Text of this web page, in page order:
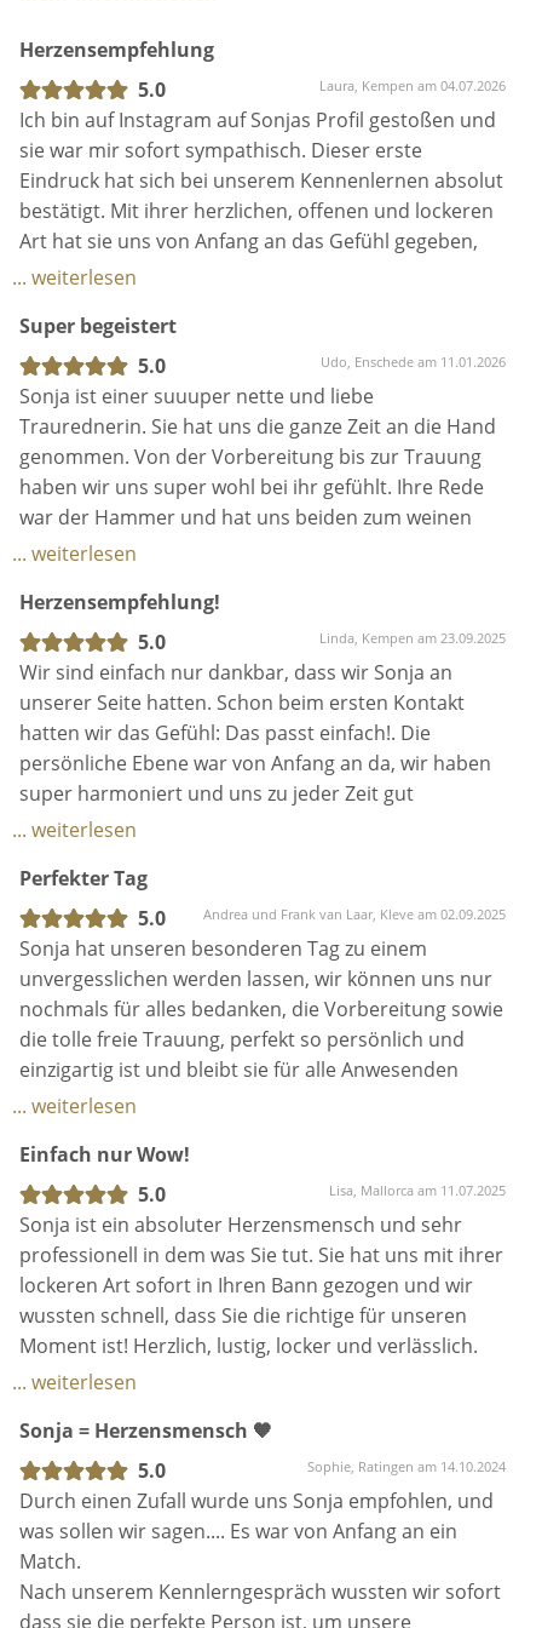
Atmosphäre.
- die Vorbereitung Eurer Trauzeremonie mit ganz
persönlichen Fragebögen.
-ein intensives Traugespräch zur Vorbereitung und
Vertiefung Eurer individuellen Geschichte und zur
-Erstellung eines Ablaufsplans für die freie
Zeremonie.
-Kontaktaufnahme meinerseits zu vertrauten
Personen, zum Beispiel Trauzeugen, für noch tiefere
Individualisierung und noch größere Emotionen.
-das Schreiben Eurer ganz persönlichen,
authentischen und vor allem einzigartigen
Hochzeitsrede, sowie das Halten der Rede am Tag
Eurer Hochzeit.
-ein Abschlussgespräch vor der Trauung per Telefon.
-Bereitstellung von Ton und Musikgerät für gute
Verständlichkeit und Qualität.
-Organisation und Durchführung verschiedenster,
während der Trauung.
-die Absprache und Koordination mit Musikern sowie
anderen Dienstleistern, Euren Trauzeugen, sowie
natürlich Euren Hochzeitsgästen.
Mit Mir habt ihr eine professionelle Partnerin, die
mit Euch gerne den Tag als gute Freundin
meistert.
Herzensempfehlung
5.0
Laura, Kempen am 04.07.2026
Ich bin auf Instagram auf Sonjas Profil gestoßen und
sie war mir sofort sympathisch. Dieser erste
Eindruck hat sich bei unserem Kennenlernen absolut
bestätigt. Mit ihrer herzlichen, offenen und lockeren
Art hat sie uns von Anfang an das Gefühl gegeben,
dass wir ihr unsere gemeinsame Geschichte
Richtig gut fanden wir auch die Fragebögen, die uns
dazu angeregt haben, noch einmal über all die
wichtigen und schönen Momente unserer Beziehung
nachzudenken und dabei in schönen Erinnerungen
zu schwelgen.
bestens vorbereitet und ist sogar wenige Tage vor
der Hochzeit noch einmal alles ganz in Ruhe mit uns
durchgegangen. Alles war unglaublich liebevoll und
bis ins Detail organisiert.
Die Traurede war wunderschön, persönlich und
voller Emotionen – wir hätten sie uns nicht schöner
wünschen können. Wir sind unendlich glücklich und
begleitet hat. 🤍
... weiterlesen
Super begeistert
5.0
Udo, Enschede am 11.01.2026
Sonja ist einer suuuper nette und liebe
Traurednerin. Sie hat uns die ganze Zeit an die Hand
genommen. Von der Vorbereitung bis zur Trauung
haben wir uns super wohl bei ihr gefühlt. Ihre Rede
war der Hammer und hat uns beiden zum weinen
gebracht. Sie macht einen super Job und ich würde
... weiterlesen
Herzensempfehlung!
5.0
Linda, Kempen am 23.09.2025
Wir sind einfach nur dankbar, dass wir Sonja an
unserer Seite hatten. Schon beim ersten Kontakt
hatten wir das Gefühl: Das passt einfach!. Die
persönliche Ebene war von Anfang an da, wir haben
super harmoniert und uns zu jeder Zeit gut
aufgehoben gefühlt.
Gefunden haben wir Sonja eher zufällig über
Trautcheck – ohne persönliche Empfehlung – und
trotzdem hätten wir keine bessere Wahl treffen
können. Sie hat uns mit viel Herzblut und Erfahrung
durch die gesamte Vorbereitungszeit begleitet.
Dabei war sie jederzeit offen für Fragen, auch über
die Trauung hinaus, zum Beispiel bei der
Einladungsgestaltung oder beim Ablauf des Tages.
Besonders schön war auch, wie sie unsere
Trauzeugen eingebunden und sogar meine Mama
bei ihrer kleinen Rede unterstützt hat. Ihre Zeit, ihr
Engagement und ihr Feingefühl haben den Tag für
uns und unsere Gäste unvergesslich gemacht.
Wir haben unglaublich viel positives Feedback zur
Traurede bekommen – sie war emotional, herzlich
für eine wunderbare Stimmung gesorgt und sich
liebevoll mit den Gästen unterhalten.
Kurz gesagt: Wir könnten nicht glücklicher sein und
können Sonja uneingeschränkt weiterempfehlen.
... weiterlesen
Perfekter Tag
5.0
Andrea und Frank van Laar, Kleve am 02.09.2025
Sonja hat unseren besonderen Tag zu einem
unvergesslichen werden lassen, wir können uns nur
nochmals für alles bedanken, die Vorbereitung sowie
die tolle freie Trauung, perfekt so persönlich und
einzigartig ist und bleibt sie für alle Anwesenden
unvergessen.
... weiterlesen
Einfach nur Wow!
5.0
Lisa, Mallorca am 11.07.2025
Sonja ist ein absoluter Herzensmensch und sehr
professionell in dem was Sie tut. Sie hat uns mit ihrer
lockeren Art sofort in Ihren Bann gezogen und wir
wussten schnell, dass Sie die richtige für unseren
Moment ist! Herzlich, lustig, locker und verlässlich.
Sonja hat uns während der ganzen Zeit mit vollem
unsere Entscheidung. Es gibt keine bessere für
diesen besonderen Moment, denn keiner hätte
passendere Worte gefunden um unsere Geschichte
so voller Emotionen und Herz wieder zu geben.
... weiterlesen
Sonja = Herzensmensch 🧡
5.0
Sophie, Ratingen am 14.10.2024
Durch einen Zufall wurde uns Sonja empfohlen, und
was sollen wir sagen.... Es war von Anfang an ein
Match.
Nach unserem Kennlerngespräch wussten wir sofort
dass sie die perfekte Person ist, um unsere